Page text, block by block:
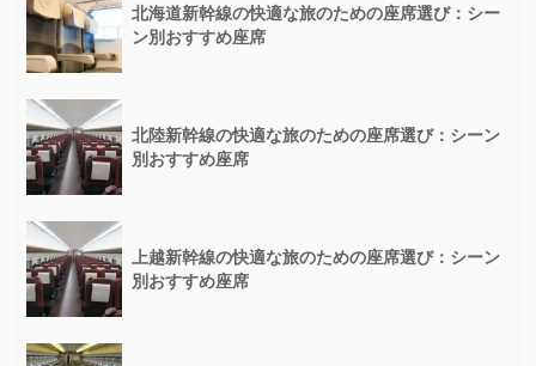
北海道新幹線の快適な旅のための座席選び：シー
ン別おすすめ座席
北陸新幹線の快適な旅のための座席選び：シーン
別おすすめ座席
上越新幹線の快適な旅のための座席選び：シーン
別おすすめ座席